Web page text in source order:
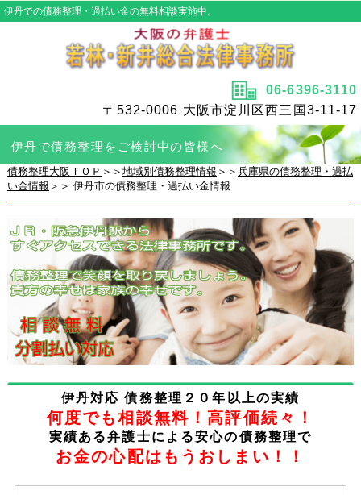
伊丹での債務整理・過払い金の無料相談実施中。
06-6396-3110
〒532-0006 大阪市淀川区西三国3-11-17
伊丹で債務整理をご検討中の皆様へ
債務整理大阪ＴＯＰ ＞＞ 地域別債務整理情報 ＞＞ 兵庫県の債務整理・過払
い金情報 ＞＞ 伊丹市の債務整理・過払い金情報
伊丹対応 債務整理２０年以上の実績
何度でも相談無料！高評価続々！
実績ある弁護士による安心の債務整理で
お金の心配はもうおしまい！！